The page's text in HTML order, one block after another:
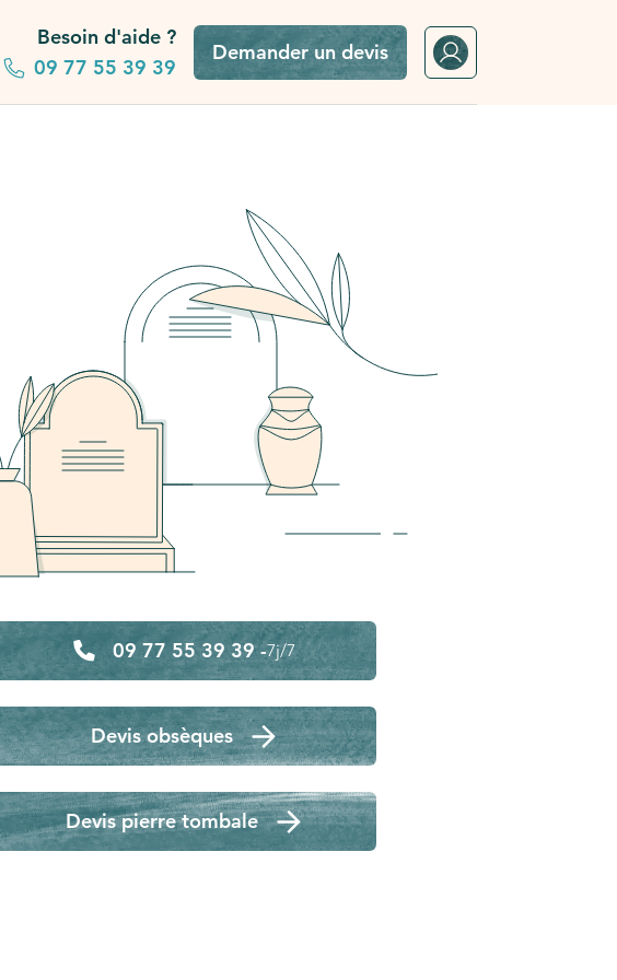
Besoin d'aide ?
09 77 55 39 39
Demander un devis
09 77 55 39 39 -7j/7
Devis obsèques
Devis pierre tombale